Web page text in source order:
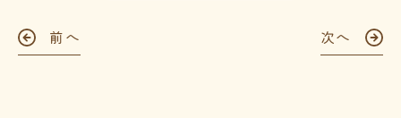
前へ 次へ